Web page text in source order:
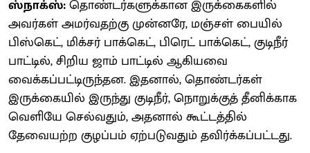
ஸ்நாக்ஸ்:தொண்டர்களுக்கான இருக்கைகளில்
அவர்கள் அமர்வதற்கு முன்னரே, மஞ்சள் பையில்
பிஸ்கெட், மிக்சர் பாக்கெட், பிரெட் பாக்கெட், குடிநீர்
பாட்டில், சிறிய ஜாம் பாட்டில் ஆகியவை
வைக்கப்பட்டிருந்தன. இதனால், தொண்டர்கள்
இருக்கையில் இருந்து குடிநீர், நொறுக்குத் தீனிக்காக
வெளியே செல்வதும், அதனால் கூட்டத்தில்
தேவையற்ற குழப்பம் ஏற்படுவதும் தவிர்க்கப்பட்டது.